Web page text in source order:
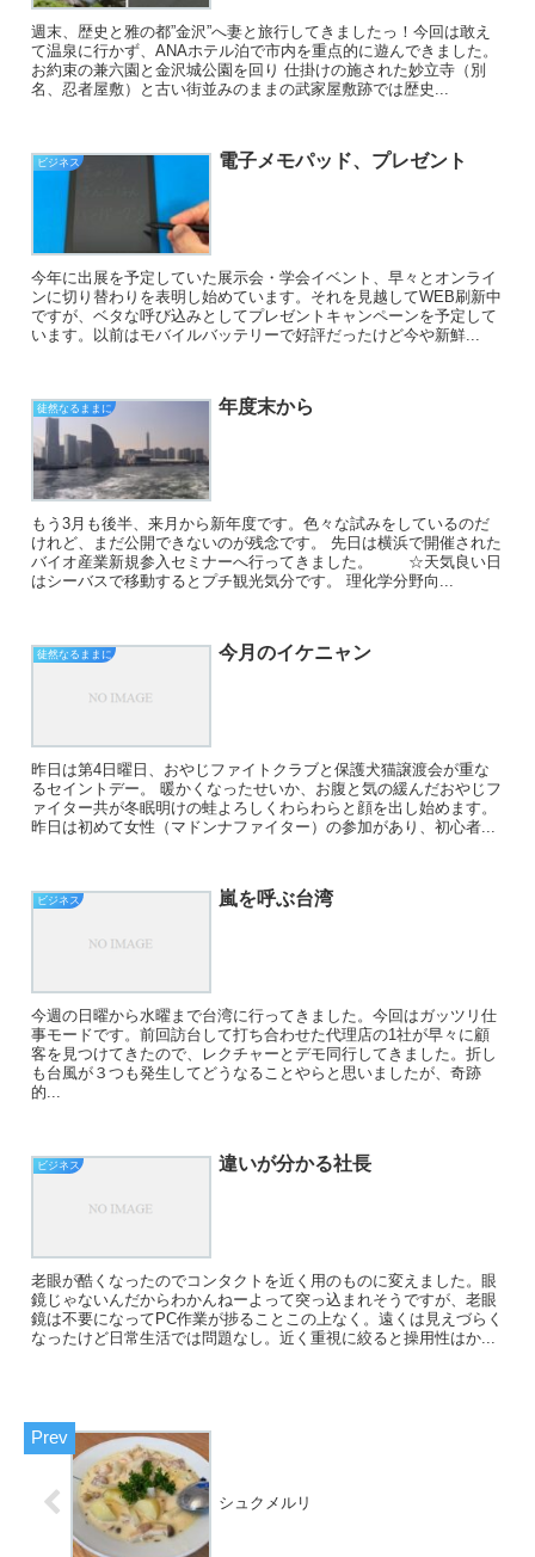
週末、歴史と雅の都”金沢”へ妻と旅行してきましたっ！今回は敢え
て温泉に行かず、ANAホテル泊で市内を重点的に遊んできました。
お約束の兼六園と金沢城公園を回り 仕掛けの施された妙立寺（別
名、忍者屋敷）と古い街並みのままの武家屋敷跡では歴史...
ビジネス 電子メモパッド、プレゼント
今年に出展を予定していた展示会・学会イベント、早々とオンライ
ンに切り替わりを表明し始めています。それを見越してWEB刷新中
ですが、ベタな呼び込みとしてプレゼントキャンペーンを予定して
います。以前はモバイルバッテリーで好評だったけど今や新鮮...
徒然なるままに 年度末から
もう3月も後半、来月から新年度です。色々な試みをしているのだ
けれど、まだ公開できないのが残念です。 先日は横浜で開催された
バイオ産業新規参入セミナーへ行ってきました。 ☆天気良い日
はシーバスで移動するとプチ観光気分です。 理化学分野向...
徒然なるままに 今月のイケニャン
昨日は第4日曜日、おやじファイトクラブと保護犬猫譲渡会が重な
るセイントデー。 暖かくなったせいか、お腹と気の緩んだおやじフ
ァイター共が冬眠明けの蛙よろしくわらわらと顔を出し始めます。
昨日は初めて女性（マドンナファイター）の参加があり、初心者...
ビジネス 嵐を呼ぶ台湾
今週の日曜から水曜まで台湾に行ってきました。今回はガッツリ仕
事モードです。前回訪台して打ち合わせた代理店の1社が早々に顧
客を見つけてきたので、レクチャーとデモ同行してきました。折し
も台風が３つも発生してどうなることやらと思いましたが、奇跡
的...
ビジネス 違いが分かる社長
老眼が酷くなったのでコンタクトを近く用のものに変えました。眼
鏡じゃないんだからわかんねーよって突っ込まれそうですが、老眼
鏡は不要になってPC作業が捗ることこの上なく。遠くは見えづらく
なったけど日常生活では問題なし。近く重視に絞ると操用性はか...
シュクメルリ